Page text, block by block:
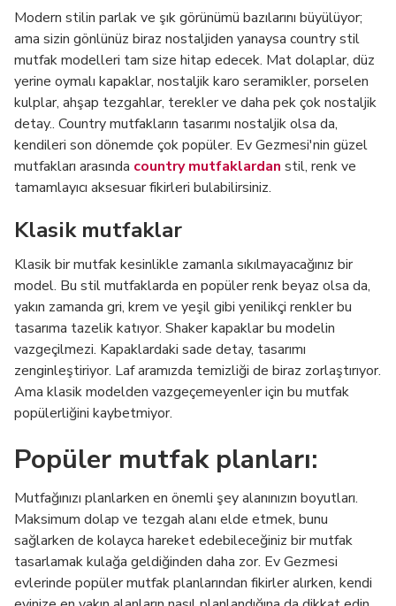
Modern stilin parlak ve şık görünümü bazılarını büyülüyor;
ama sizin gönlünüz biraz nostaljiden yanaysa country stil
mutfak modelleri tam size hitap edecek. Mat dolaplar, düz
yerine oymalı kapaklar, nostaljik karo seramikler, porselen
kulplar, ahşap tezgahlar, terekler ve daha pek çok nostaljik
detay.. Country mutfakların tasarımı nostaljik olsa da,
kendileri son dönemde çok popüler. Ev Gezmesi'nin güzel
mutfakları arasında country mutfaklardan stil, renk ve
tamamlayıcı aksesuar fikirleri bulabilirsiniz.
Klasik mutfaklar
Klasik bir mutfak kesinlikle zamanla sıkılmayacağınız bir
model. Bu stil mutfaklarda en popüler renk beyaz olsa da,
yakın zamanda gri, krem ve yeşil gibi yenilikçi renkler bu
tasarıma tazelik katıyor. Shaker kapaklar bu modelin
vazgeçilmezi. Kapaklardaki sade detay, tasarımı
zenginleştiriyor. Laf aramızda temizliği de biraz zorlaştırıyor.
Ama klasik modelden vazgeçemeyenler için bu mutfak
popülerliğini kaybetmiyor.
Popüler mutfak planları:
Mutfağınızı planlarken en önemli şey alanınızın boyutları.
Maksimum dolap ve tezgah alanı elde etmek, bunu
sağlarken de kolayca hareket edebileceğiniz bir mutfak
tasarlamak kulağa geldiğinden daha zor. Ev Gezmesi
evlerinde popüler mutfak planlarından fikirler alırken, kendi